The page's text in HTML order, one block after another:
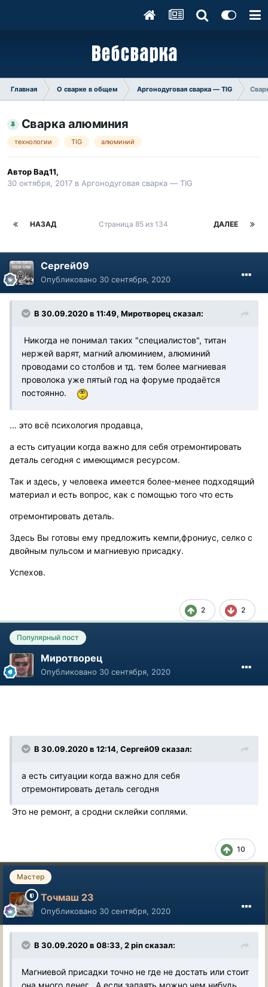
Главная О сварке в общем Аргонодуговая сварка — TIG
Сварка алюминия
технологии TIG алюминий
АвторВад11,
30 октября, 2017 в Аргонодуговая сварка — TIG
НАЗАД ДАЛЕЕ
Страница 85 из 134
Сергей09
Опубликовано 30 сентября, 2020
В 30.09.2020 в 11:49, Миротворец сказал:
Никогда не понимал таких "специалистов", титан
нержей варят, магний алюминием, алюминий
проводами со столбов и тд. тем более магниевая
проволока уже пятый год на форуме продаётся
постоянно.
... это всё психология продавца,
а есть ситуации когда важно для себя отремонтировать
деталь сегодня с имеющимся ресурсом.
Так и здесь, у человека имеется более-менее подходящий
материал и есть вопрос, как с помощью того что есть
отремонтировать деталь.
Здесь Вы готовы ему предложить кемпи,фрониус, селко с
двойным пульсом и магниевую присадку.
Успехов.
2 2
Популярный пост
Миротворец
Опубликовано 30 сентября, 2020
В 30.09.2020 в 12:14, Сергей09 сказал:
а есть ситуации когда важно для себя
отремонтировать деталь сегодня
Это не ремонт, а сродни склейки соплями.
10
Мастер
Точмаш 23
Опубликовано 30 сентября, 2020
В 30.09.2020 в 08:33, 2 pin сказал:
Магниевой присадки точно не где не достать или стоит